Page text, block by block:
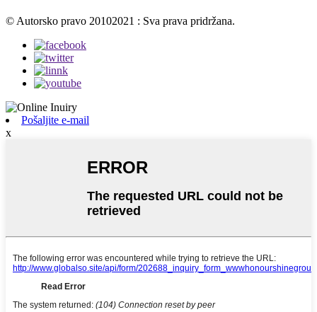
© Autorsko pravo 20102021 : Sva prava pridržana.
Pošaljite e-mail
x